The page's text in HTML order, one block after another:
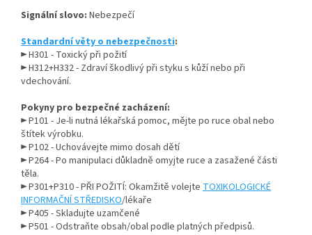
Signální slovo: Nebezpečí
Standardní věty o nebezpečnosti:
► H301 - Toxický při požití
► H312+H332 - Zdraví škodlivý při styku s kůží nebo při
vdechování.
Pokyny pro bezpečné zacházení:
► P101 - Je-li nutná lékařská pomoc, mějte po ruce obal nebo
štítek výrobku.
► P102 - Uchovávejte mimo dosah dětí
► P264 - Po manipulaci důkladně omyjte ruce a zasažené části
těla.
► P301+P310 - PŘI POŽITÍ: Okamžitě volejte TOXIKOLOGICKÉ
INFORMAČNÍ STŘEDISKO/lékaře
► P405 - Skladujte uzamčené
► P501 - Odstraňte obsah/obal podle platných předpisů.